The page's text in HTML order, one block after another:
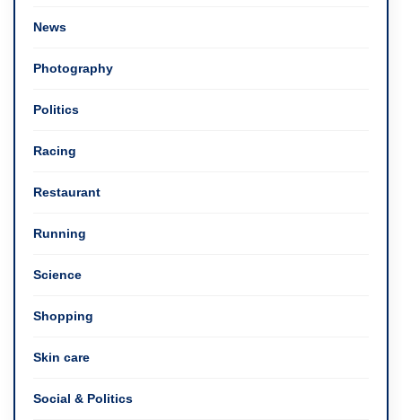
News
Photography
Politics
Racing
Restaurant
Running
Science
Shopping
Skin care
Social & Politics